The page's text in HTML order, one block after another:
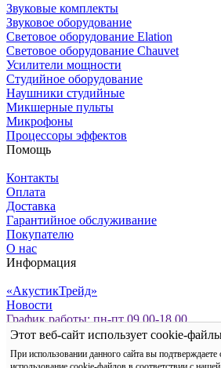
Этот веб-сайт использует cookie-
При использовании данного сайта вы подтверждаете
Звуковые комплекты
Звуковое оборудование
Световое оборудование Elation
Cветовое оборудование Chauvet
Усилители мощности
Студийное оборудование
Наушники студийные
Микшерные пульты
Микрофоны
Процессоры эффектов
Помощь
Контакты
Оплата
Доставка
Гарантийное обслуживание
Покупателю
О нас
Информация
«АкустикТрейд»
Новости
График работы: пн-пт 09.00-18.00
Политика персональных данных
Мы сохраняем файлы cookie: это
лучше. Если Вы продолжите